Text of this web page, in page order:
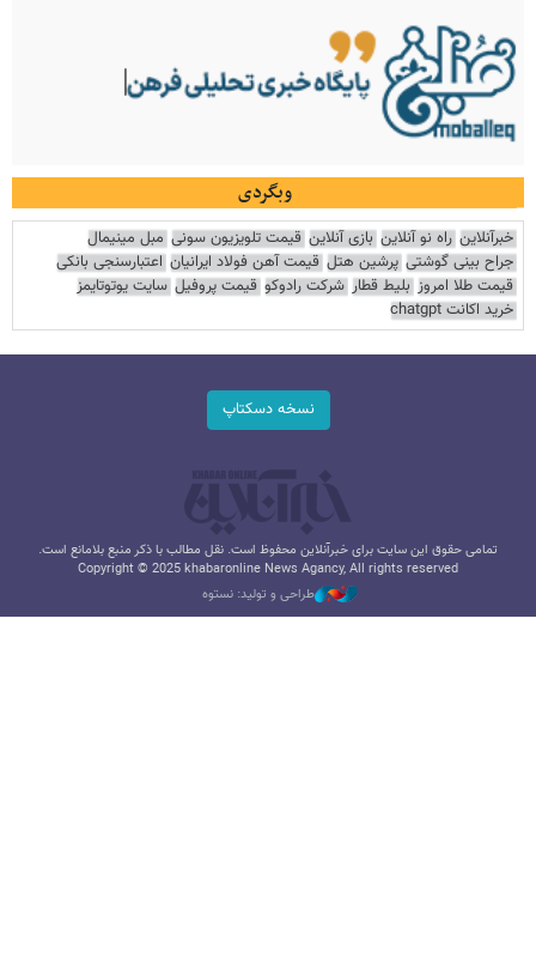
وبگردی
خبرآنلاین راه نو آنلاین بازی آنلاین قیمت تلویزیون سونی مبل مینیمال
جراح بینی گوشتی پرشین هتل قیمت آهن فولاد ایرانیان اعتبارسنجی بانکی
قیمت طلا امروز بلیط قطار شرکت رادوکو قیمت پروفیل سایت یوتوتایمز
خرید اکانت chatgpt
نسخه دسکتاپ
تمامی حقوق این سایت برای خبرآنلاین محفوظ است. نقل مطالب با ذکر منبع بلامانع است.
Copyright © 2025 khabaronline News Agancy, All rights reserved
طراحی و تولید: نستوه